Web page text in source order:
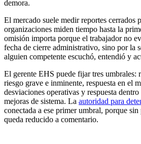
demora.
El mercado suele medir reportes cerrados
organizaciones miden tiempo hasta la
omisión importa porque el trabajador no
fecha de cierre administrativo, sino por la
alguien competente escuchó, entendió y
El gerente EHS puede fijar tres umbrales:
riesgo grave e inminente, respuesta en el
desviaciones operativas y respuesta
mejoras de sistema. La autoridad para
conectada a ese primer umbral, porque
queda reducido a comentario.